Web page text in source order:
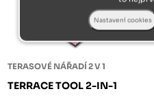
TERASOVÉ NÁŘADÍ 2 V 1
TERRACE TOOL 2-IN-1